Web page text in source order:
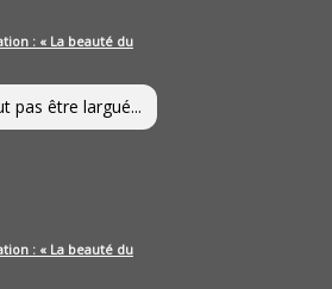
: « La beauté du
pas être largué...
: « La beauté du